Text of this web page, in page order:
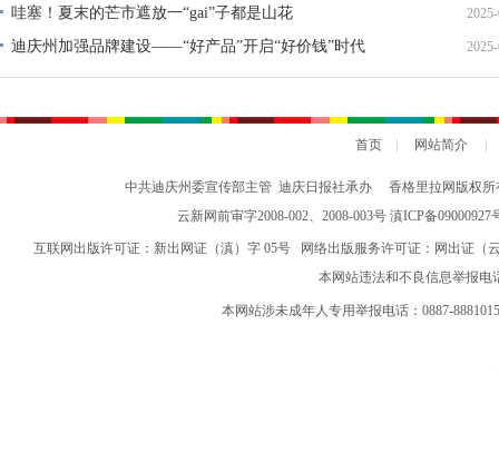
哇塞！夏末的芒市遮放一“gai”子都是山花
迪庆州加强品牌建设——“好产品”开启“好价钱”时代